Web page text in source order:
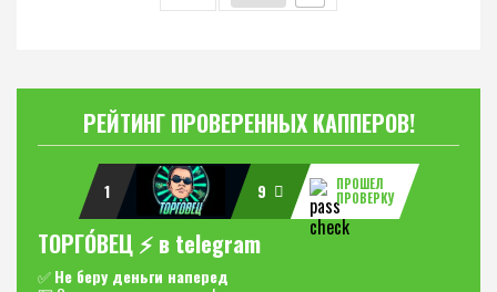
РЕЙТИНГ ПРОВЕРЕННЫХ КАППЕРОВ!
1 9
ПРОШЕЛ
ПРОВЕРКУ
ТОРГО́ВЕЦ ⚡️ в telegram
✅Не беру деньги наперед